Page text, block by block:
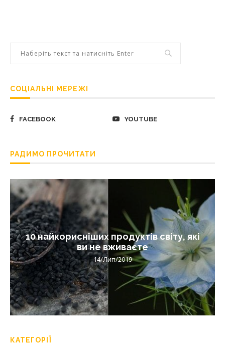
СОЦІАЛЬНІ МЕРЕЖІ
FACEBOOK YOUTUBE
РАДИМО ПРОЧИТАТИ
10 найкорисніших продуктів світу, які
ви не вживаєте
14/Лип/2019
КАТЕГОРІЇ